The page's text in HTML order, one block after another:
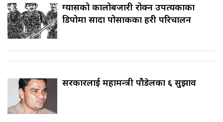
ग्यासको कालोबजारी रोक्न उपत्यकाका
डिपोमा सादा पोसाकका प्रहरी परिचालन
सरकारलाई महामन्त्री पौडेलका ६ सुझाव